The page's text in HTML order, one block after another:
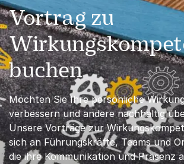
Vortrag zu
buchen
Möchten Sie Ihre persönliche
verbessern und andere nachhaltig
Unsere Vorträge zur
sich an Führungskräfte, Teams und
die ihre Kommunikation und Präsenz